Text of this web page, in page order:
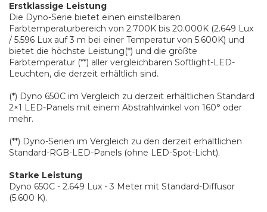
Erstklassige Leistung
Die Dyno-Serie bietet einen einstellbaren
Farbtemperaturbereich von 2.700K bis 20.000K (2.649 Lux
/ 5.596 Lux auf 3 m bei einer Temperatur von 5.600K) und
bietet die höchste Leistung(*) und die größte
Farbtemperatur (**) aller vergleichbaren Softlight-LED-
Leuchten, die derzeit erhältlich sind.
(*) Dyno 650C im Vergleich zu derzeit erhältlichen Standard
2×1 LED-Panels mit einem Abstrahlwinkel von 160° oder
mehr.
(**) Dyno-Serien im Vergleich zu den derzeit erhältlichen
Standard-RGB-LED-Panels (ohne LED-Spot-Licht).
Starke Leistung
Dyno 650C - 2.649 Lux - 3 Meter mit Standard-Diffusor
(5.600 K).